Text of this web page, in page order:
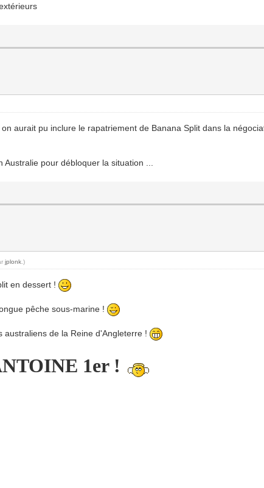
aurait pu inclure le rapatriement de Banana Split dans la
pour débloquer la situation ...
jplonk .)
en dessert !
pêche sous-marine !
australiens de la Reine d'Angleterre !
1er !